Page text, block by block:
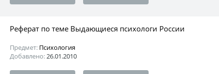
Реферат по теме Выдающиеся психологи России
Предмет: Психология
Добавлено:26.01.2010